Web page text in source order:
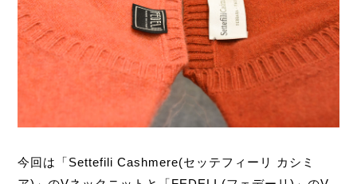
今回は「Settefili Cashmere(セッテフィーリ カシミ